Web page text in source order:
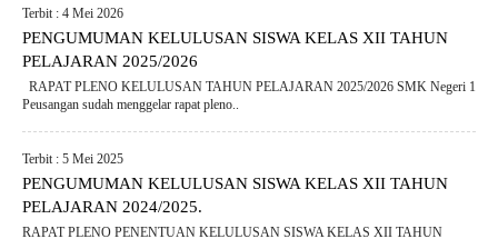
Terbit : 4 Mei 2026
PENGUMUMAN KELULUSAN SISWA KELAS XII TAHUN
PELAJARAN 2025/2026
RAPAT PLENO KELULUSAN TAHUN PELAJARAN 2025/2026 SMK Negeri 1
Peusangan sudah menggelar rapat pleno..
Terbit : 5 Mei 2025
PENGUMUMAN KELULUSAN SISWA KELAS XII TAHUN
PELAJARAN 2024/2025.
RAPAT PLENO PENENTUAN KELULUSAN SISWA KELAS XII TAHUN